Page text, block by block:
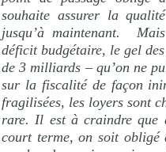
souhaite assurer la
jusqu’à maintenant.
déficit budgétaire, le gel
de 3 milliards – qu’on ne
sur la fiscalité de façon
fragilisées, les loyers sont
rare. Il est à craindre que
court terme, on soit obligé